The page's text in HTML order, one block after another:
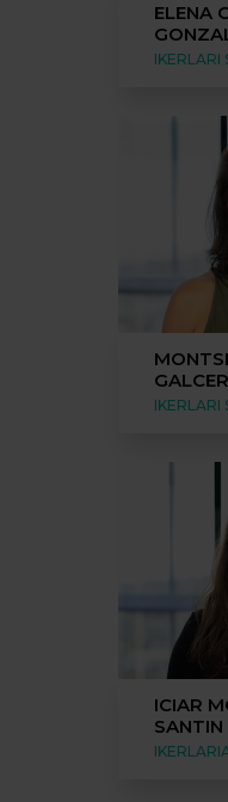
ELENA
IKERLARI
IKERLARI
ICIAR
SANTIN